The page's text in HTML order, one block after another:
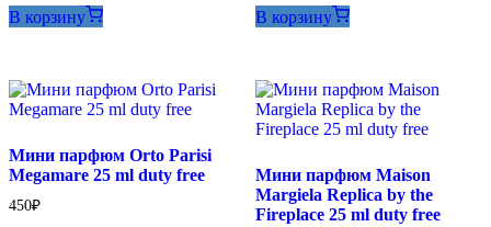
В корзину В корзину
Мини парфюм Orto Parisi
Megamare 25 ml duty free
450₽
Мини парфюм Maison
Margiela Replica by the
Fireplace 25 ml duty free